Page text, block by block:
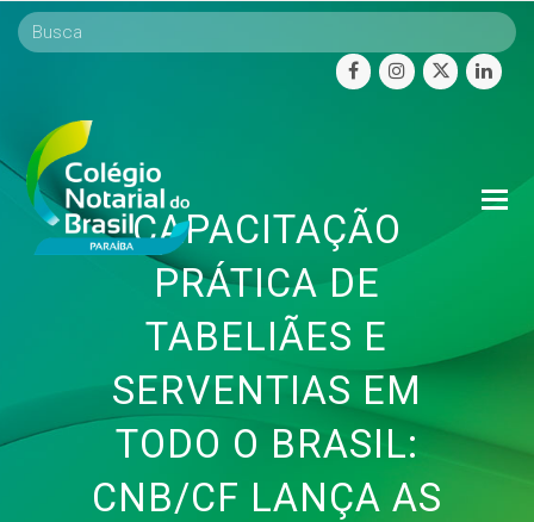
facebookinstagram
twitter
CAPACITAÇÃO
PRÁTICA DE
TABELIÃES E
SERVENTIAS EM
TODO O BRASIL:
CNB/CF LANÇA AS